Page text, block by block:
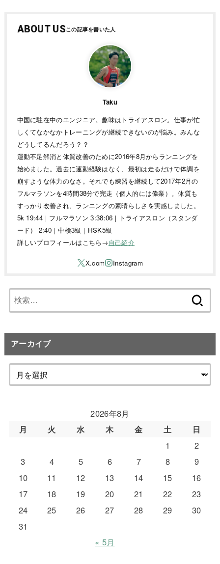
ABOUT US
Taku
中国に駐在中のエンジニア。趣味はトライアスロン。仕事が忙
しくてなかなかトレーニングが継続できないのが悩み。みんな
どうしてるんだろう？？
運動不足解消と体質改善のために2016年8月からランニングを
始めました。過去に運動経験はなく、最初は走るだけで体調を
崩すような体力のなさ。それでも練習を継続して2017年2月の
フルマラソンを4時間38分で完走（個人的には偉業）。体質も
すっかり改善され、ランニングの素晴らしさを実感しました。
5k 19:44｜フルマラソン 3:38:06｜トライアスロン（スタンダ
ード） 2:40｜中検3級｜HSK5級
詳しいプロフィールはこちら→自己紹介
索:
アーカイブ
2026年8月
月
火 水 木 金 土
日
1
2
3
4 5 6 7 8
9
10
11 12 13 14 15
16
17
18 19 20 21 22
23
24
25 26 27 28 29
30
31
« 5月